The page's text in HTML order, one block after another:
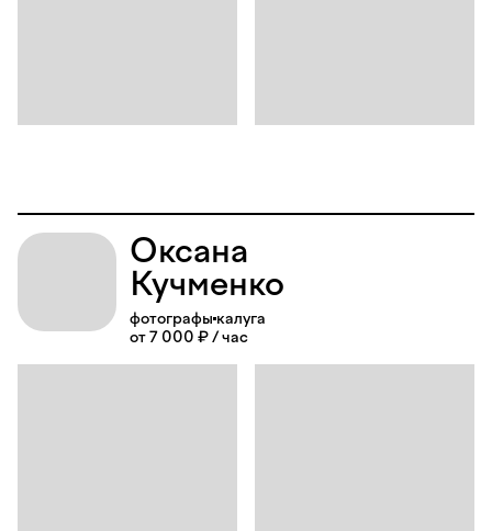
Оксана
Кучменко
фотографы калуга
от 7 000 ₽ / час